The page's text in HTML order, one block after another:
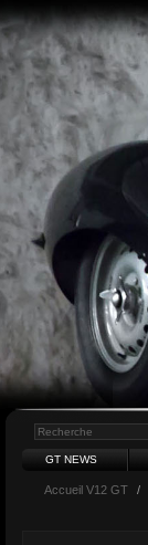
GT NEWS
Accueil V12 GT /